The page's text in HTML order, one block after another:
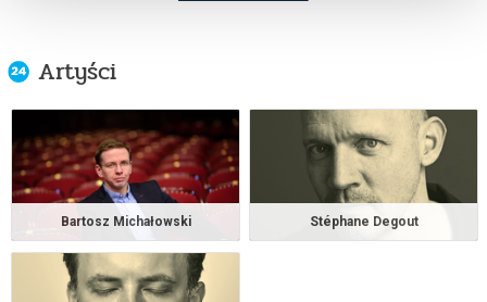
Artyści
Bartosz Michałowski Stéphane Degout